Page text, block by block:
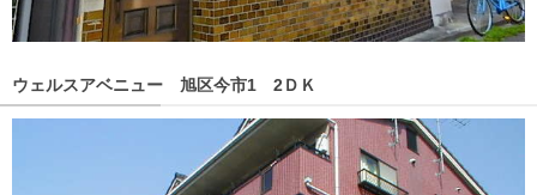
ウェルスアベニュー 旭区今市1 2ＤＫ